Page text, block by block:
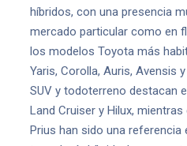
híbridos, con una presencia
mercado particular como en
los modelos Toyota más
Yaris, Corolla, Auris, Avensis
SUV y todoterreno destacan
Land Cruiser y Hilux,
Prius han sido una referencia